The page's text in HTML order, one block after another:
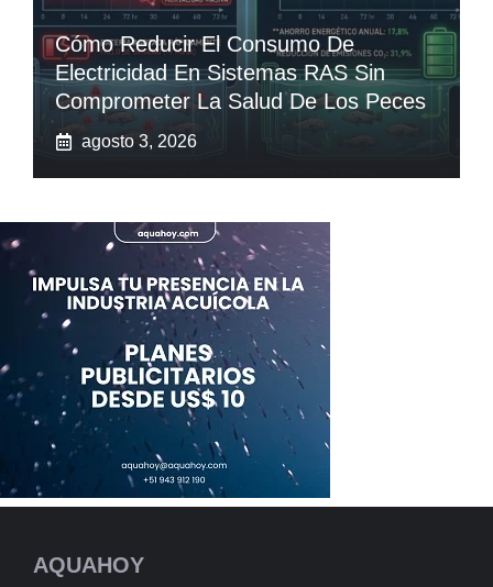
Cómo Reducir El Consumo De
Electricidad En Sistemas RAS Sin
Comprometer La Salud De Los Peces
agosto 3, 2026
AQUAHOY